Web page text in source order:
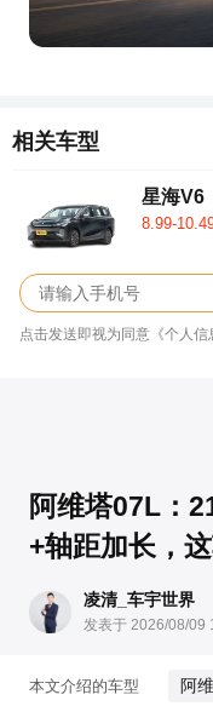
相关车型
星海V6
8.99-
点击发送即视为同意《个人信
阿维塔07L：
+轴距加长，
凌清_车宇世界
发表于 2026/08/09
本文介绍的车型 阿